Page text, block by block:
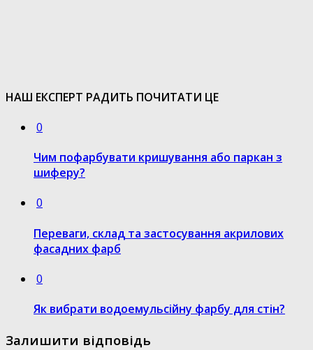
НАШ ЕКСПЕРТ РАДИТЬ ПОЧИТАТИ ЦЕ
0
Чим пофарбувати кришування або паркан з
шиферу?
0
Переваги, склад та застосування акрилових
фасадних фарб
0
Як вибрати водоемульсійну фарбу для стін?
Залишити відповідь